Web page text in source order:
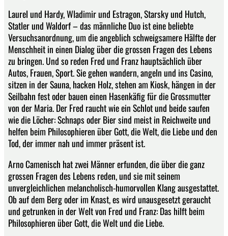
Laurel und Hardy, Wladimir und Estragon, Starsky und Hutch,
Statler und Waldorf – das männliche Duo ist eine beliebte
Versuchsanordnung, um die angeblich schweigsamere Hälfte der
Menschheit in einen Dialog über die grossen Fragen des Lebens
zu bringen. Und so reden Fred und Franz hauptsächlich über
Autos, Frauen, Sport. Sie gehen wandern, angeln und ins Casino,
sitzen in der Sauna, hacken Holz, stehen am Kiosk, hängen in der
Seilbahn fest oder bauen einen Hasenkäfig für die Grossmutter
von der Maria. Der Fred raucht wie ein Schlot und beide saufen
wie die Löcher: Schnaps oder Bier sind meist in Reichweite und
helfen beim Philosophieren über Gott, die Welt, die Liebe und den
Tod, der immer nah und immer präsent ist.
Arno Camenisch hat zwei Männer erfunden, die über die ganz
grossen Fragen des Lebens reden, und sie mit seinem
unvergleichlichen melancholisch-humorvollen Klang ausgestattet.
Ob auf dem Berg oder im Knast, es wird unausgesetzt geraucht
und getrunken in der Welt von Fred und Franz: Das hilft beim
Philosophieren über Gott, die Welt und die Liebe.